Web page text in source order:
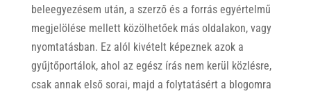
beleegyezésem után, a szerző és a forrás egyértelmű
megjelölése mellett közölhetőek más oldalakon, vagy
nyomtatásban. Ez alól kivételt képeznek azok a
gyűjtőportálok, ahol az egész írás nem kerül közlésre,
csak annak első sorai, majd a folytatásért a blogomra